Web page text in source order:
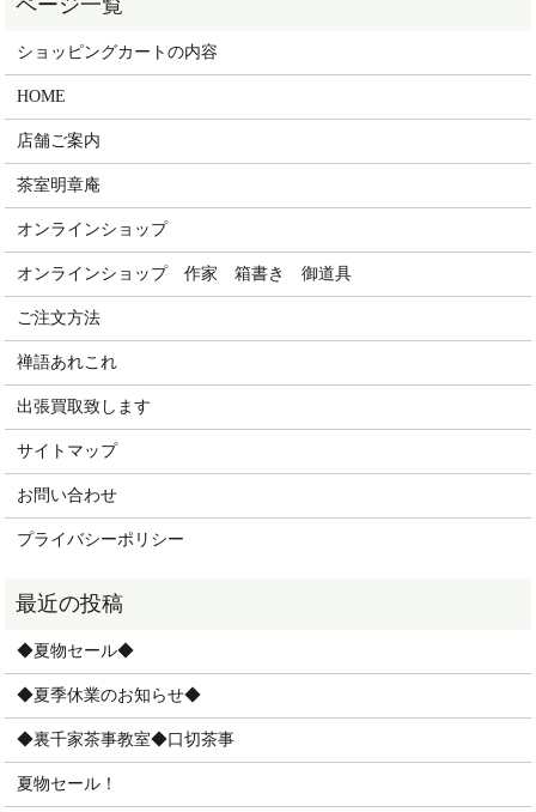
ショッピングカートの内容
HOME
店舗ご案内
茶室明章庵
オンラインショップ
オンラインショップ 作家 箱書き 御道具
ご注文方法
禅語あれこれ
出張買取致します
サイトマップ
お問い合わせ
プライバシーポリシー
◆夏物セール◆
◆夏季休業のお知らせ◆
◆裏千家茶事教室◆口切茶事
夏物セール！